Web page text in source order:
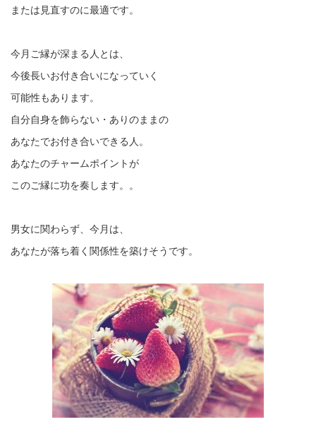
または見直すのに最適です。
今月ご縁が深まる人とは、
今後長いお付き合いになっていく
可能性もあります。
自分自身を飾らない・ありのままの
あなたでお付き合いできる人。
あなたのチャームポイントが
このご縁に功を奏します。。
男女に関わらず、今月は、
あなたが落ち着く関係性を築けそうです。